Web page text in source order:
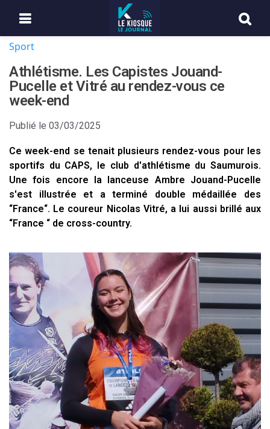
Sport
Athlétisme. Les Capistes Jouand-
Pucelle et Vitré au rendez-vous ce
week-end
Publié le 03/03/2025
Ce week-end se tenait plusieurs rendez-vous pour les
sportifs du CAPS, le club d'athlétisme du Saumurois.
Une fois encore la lanceuse Ambre Jouand-Pucelle
s'est illustrée et a terminé double médaillée des
“France“. Le coureur Nicolas Vitré, a lui aussi brillé aux
“France “ de cross-country.